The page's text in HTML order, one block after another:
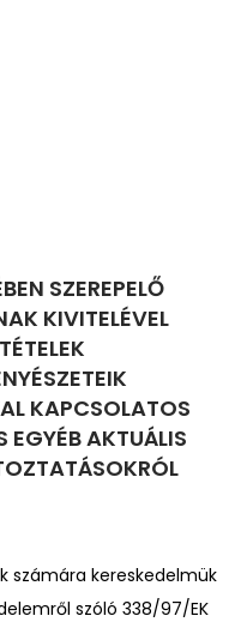
SZEREPELŐ
KIVITELÉVEL
KAPCSOLATOS
EGYÉB AKTUÁLIS
számára kereskedelmük
szóló 338/97/EK